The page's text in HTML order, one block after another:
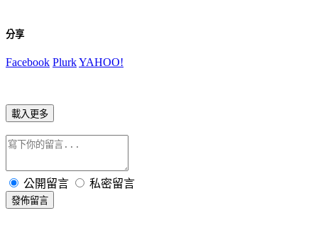
分享
Facebook PlurkYAHOO!
載入更多
公開留言 私密留言
發佈留言